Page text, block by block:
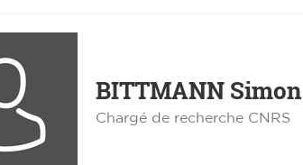
BITTMANNSimon
Chargé de recherche CNRS